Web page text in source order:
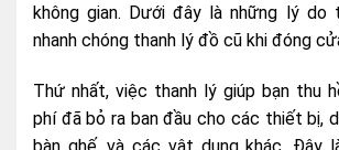
không gian. Dưới đây là những lý do
nhanh chóng thanh lý đồ cũ khi đóng
Thứ nhất, việc thanh lý giúp bạn thu
phí đã bỏ ra ban đầu cho các thiết bị,